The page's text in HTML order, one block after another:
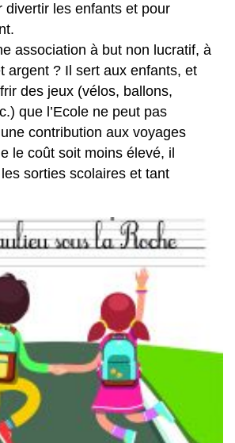
divertir les enfants et pour
association à but non lucratif, à
argent ? Il sert aux enfants, et
des jeux (vélos, ballons,
que l’Ecole ne peut pas
contribution aux voyages
le coût soit moins élevé, il
sorties scolaires et tant